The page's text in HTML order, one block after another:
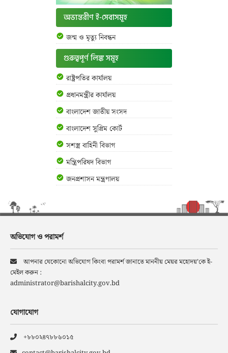
অভ্যন্তরীণ ই-সেবাসমূহ
জন্ম ও মৃত্যু নিবন্ধন
গুরুত্বপূর্ণ লিঙ্ক সমূহ
রাষ্ট্রপতির কার্যালয়
প্রধানমন্ত্রীর কার্যালয়
বাংলাদেশ জাতীয় সংসদ
বাংলাদেশ সুপ্রিম কোর্ট
সশস্ত্র বাহিনী বিভাগ
মন্ত্রিপরিষদ বিভাগ
জনপ্রশাসন মন্ত্রণালয়
অভিযোগ ও পরামর্শ
আপনার যেকোনো অভিযোগ কিংবা পরামর্শ জানাতে মাননীয় মেয়র মহোদয়’কে ই-
মেইল করুন :
administrator@barishalcity.gov.bd
যোগাযোগ
+৮৮০২৪৭৮৮৬০১৫